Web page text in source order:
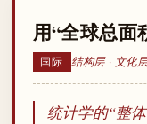
用“全球总面
国际 结构层 · 文化
统计学的“整